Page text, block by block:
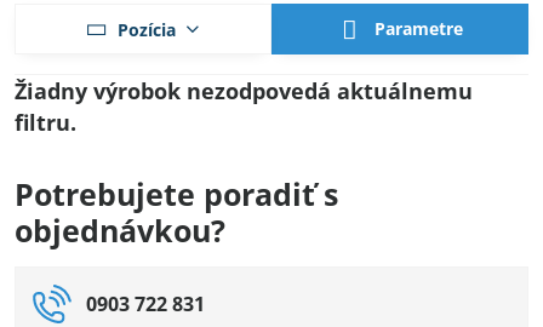
Pozícia Parametre
Potrebujete poradiť s
objednávkou?
0903 722 831